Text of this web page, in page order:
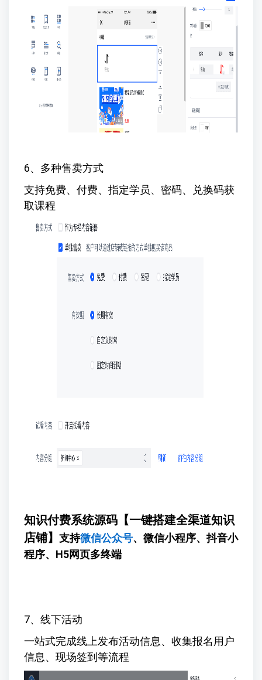
6、多种售卖方式
支持免费、付费、指定学员、密码、兑换码获
取课程
知识付费系统源码【一键搭建全渠道知识
店铺】 支持微信公众号、微信小程序、抖音小
程序、H5网页多终端
7、线下活动
一站式完成线上发布活动信息、收集报名用户
信息、现场签到等流程